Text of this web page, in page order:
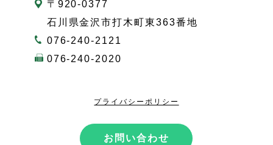
〒920-0377
石川県金沢市打木町東363番地
076-240-2121
076-240-2020
プライバシーポリシー
お問い合わせ